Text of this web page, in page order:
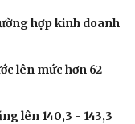
hợp kinh doanh
lên mức hơn 62
lên 140,3 - 143,3